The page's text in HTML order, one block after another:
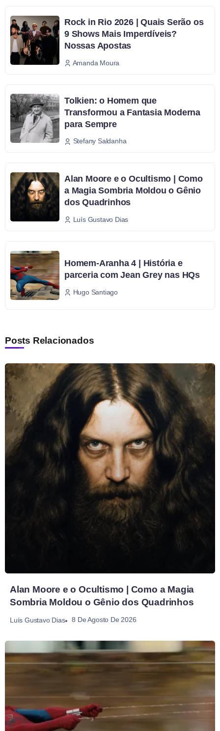
Rock in Rio 2026 | Quais Serão os
9 Shows Mais Imperdíveis?
Nossas Apostas
Amanda Moura
Tolkien: o Homem que
Transformou a Fantasia Moderna
para Sempre
Stefany Saldanha
Alan Moore e o Ocultismo | Como
a Magia Sombria Moldou o Gênio
dos Quadrinhos
Luís Gustavo Dias
Homem-Aranha 4 | História e
parceria com Jean Grey nas HQs
Hugo Santiago
Posts Relacionados
Alan Moore e o Ocultismo | Como a Magia
Sombria Moldou o Gênio dos Quadrinhos
Luís Gustavo Dias 8 De Agosto De 2026